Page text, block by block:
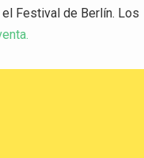
Festival de Berlín. Los